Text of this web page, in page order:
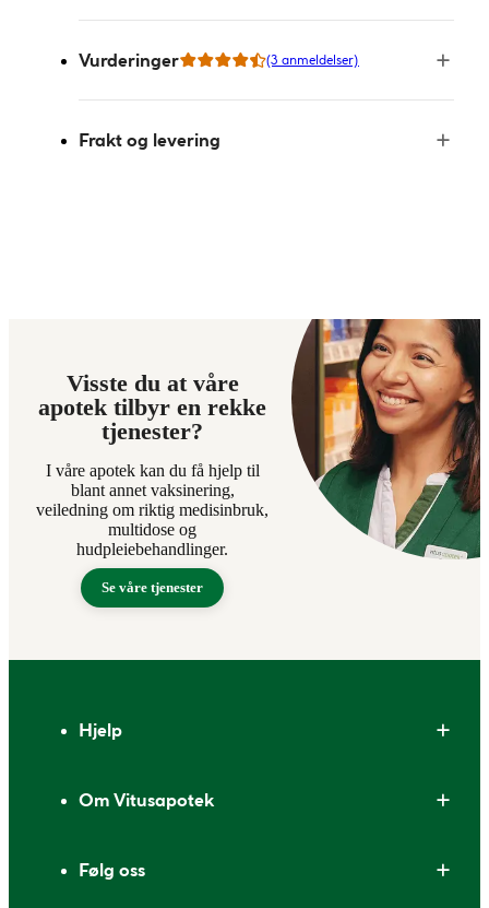
Vurderinger (3 anmeldelser)
Frakt og levering
Visste du at våre
apotek tilbyr en rekke
tjenester?
I våre apotek kan du få hjelp til
blant annet vaksinering,
veiledning om riktig medisinbruk,
multidose og
hudpleiebehandlinger.
Se våre tjenester
Hjelp
Om Vitusapotek
Følg oss